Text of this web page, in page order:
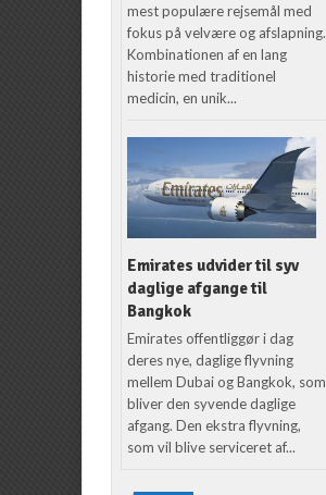
mest populære rejsemål med
fokus på velvære og afslapning.
Kombinationen af en lang
historie med traditionel
medicin, en unik...
Emirates udvider til syv
daglige afgange til
Bangkok
Emirates offentliggør i dag
deres nye, daglige flyvning
mellem Dubai og Bangkok, som
bliver den syvende daglige
afgang. Den ekstra flyvning,
som vil blive serviceret af...